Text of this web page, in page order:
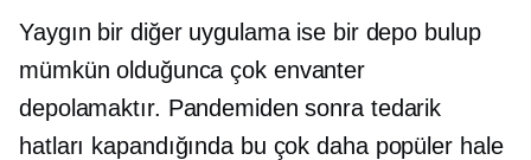
Yaygın bir diğer uygulama ise bir depo bulup
mümkün olduğunca çok envanter
depolamaktır. Pandemiden sonra tedarik
hatları kapandığında bu çok daha popüler hale